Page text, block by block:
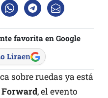
favorita en Google
Liraen
sobre ruedas ya está
Forward, el evento